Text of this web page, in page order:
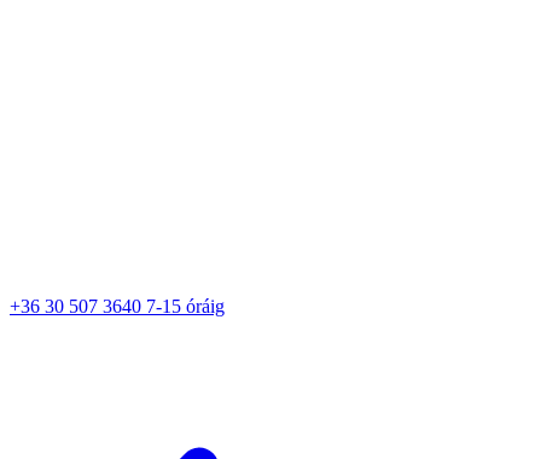
+36 30 507 3640 7-15 óráig